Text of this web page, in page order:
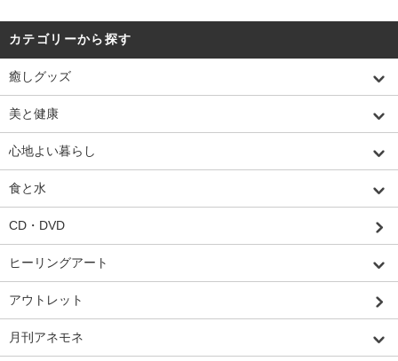
カテゴリーから探す
癒しグッズ
美と健康
心地よい暮らし
食と水
CD・DVD
ヒーリングアート
アウトレット
月刊アネモネ